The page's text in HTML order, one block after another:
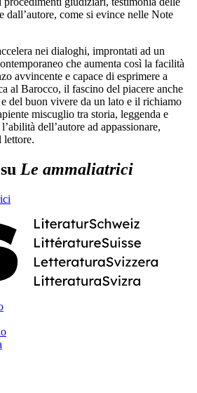
dall’autore, come si evince nelle Note
nei dialoghi, improntati ad un
che aumenta così la facilità
avvincente e capace di esprimere a
al Barocco, il fascino del piacere anche
del buon vivere da un lato e il richiamo
miscuglio tra storia, leggenda e
dell’autore ad appassionare,
lettore.
Le ammaliatrici